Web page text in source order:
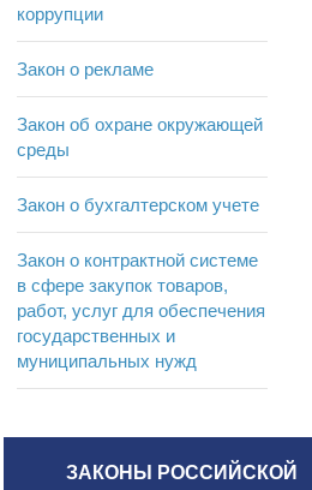
коррупции
Закон о рекламе
Закон об охране окружающей
среды
Закон о бухгалтерском учете
Закон о контрактной системе
в сфере закупок товаров,
работ, услуг для обеспечения
государственных и
муниципальных нужд
ЗАКОНЫ РОССИЙСКОЙ